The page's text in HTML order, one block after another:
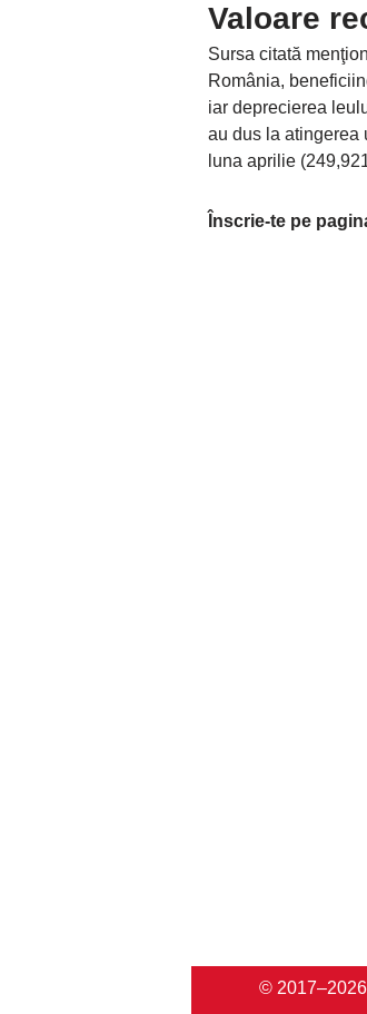
Valoare
Sursa citată
România,
iar deprecierea
au dus la atingerea
luna aprilie
Înscrie-te pe
©